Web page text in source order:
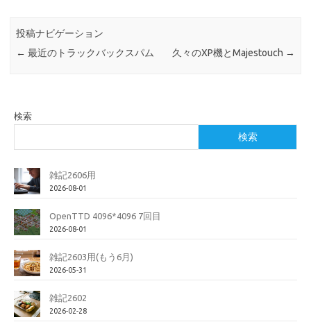
投稿ナビゲーション
← 最近のトラックバックスパム 久々のXP機とMajestouch →
検索
検索
雑記2606用
2026-08-01
OpenTTD 4096*4096 7回目
2026-08-01
雑記2603用(もう6月)
2026-05-31
雑記2602
2026-02-28